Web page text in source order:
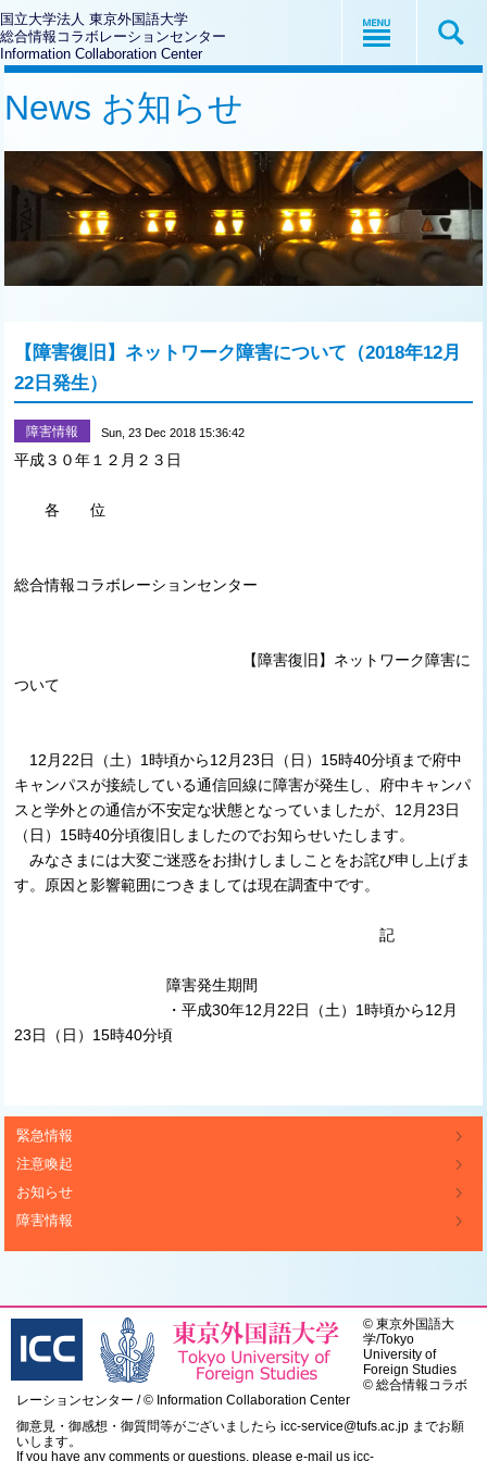
国立大学法人 東京外国語大学
総合情報コラボレーションセンター
Information Collaboration Center
News お知らせ
【障害復旧】ネットワーク障害について（2018年12月
22日発生）
障害情報 Sun, 23 Dec 2018 15:36:42
平成３０年１２月２３日
各 位
総合情報コラボレーションセンター
【障害復旧】ネットワーク障害に
ついて
12月22日（土）1時頃から12月23日（日）15時40分頃まで府中
キャンパスが接続している通信回線に障害が発生し、府中キャンパ
スと学外との通信が不安定な状態となっていましたが、12月23日
（日）15時40分頃復旧しましたのでお知らせいたします。
みなさまには大変ご迷惑をお掛けしましことをお詫び申し上げま
す。原因と影響範囲につきましては現在調査中です。
記
障害発生期間
・平成30年12月22日（土）1時頃から12月
23日（日）15時40分頃
緊急情報
注意喚起
お知らせ
障害情報
©東京外国語大
学/Tokyo
University of
Foreign Studies
© 総合情報コラボ
レーションセンター / © Information Collaboration Center
御意見・御感想・御質問等がございましたらicc-service@tufs.ac.jp までお願
いします。
If you have any comments or questions, please e-mail usicc-